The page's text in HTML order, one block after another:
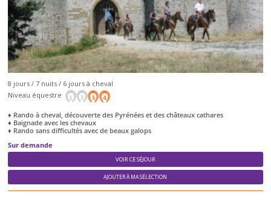
8 jours / 7 nuits / 6 jours à cheval
Niveau équestre
♦ Rando à cheval, découverte des Pyrénées et des châteaux cathares
♦ Baignade avec les chevaux
♦ Rando sans difficultés avec de beaux galops
Sur demande
VOIR CE SÉJOUR
AJOUTER À MA SÉLECTION